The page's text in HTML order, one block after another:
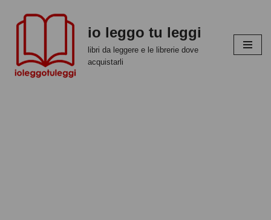
contenuto
io leggo tu leggi
libri da leggere e le librerie dove
acquistarli